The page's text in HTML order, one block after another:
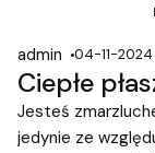
admin 04-11-2024
Ciepłe
Jesteś
jedynie ze